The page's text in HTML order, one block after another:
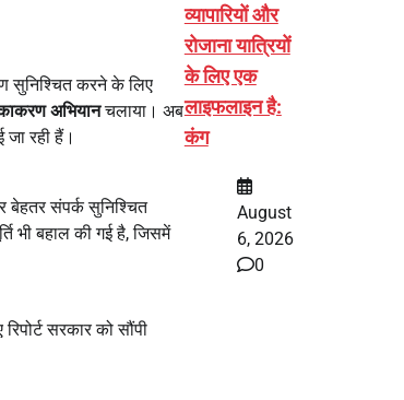
सुनिश्चित करने के लिए
अभियानचलाया। अब
रही हैं।
संपर्क सुनिश्चित
भी बहाल की गई है, जिसमें
सरकार को सौंपी
व्यापारियों और
रोजाना यात्रियों
के लिए एक
लाइफलाइन है:
कंग
August
6, 2026
0